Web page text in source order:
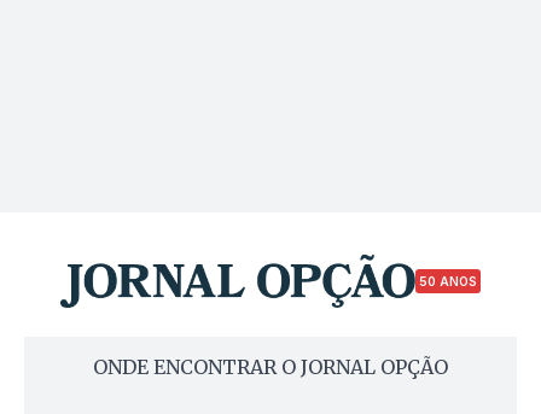
50 ANOS
ONDE ENCONTRAR O JORNAL OPÇÃO